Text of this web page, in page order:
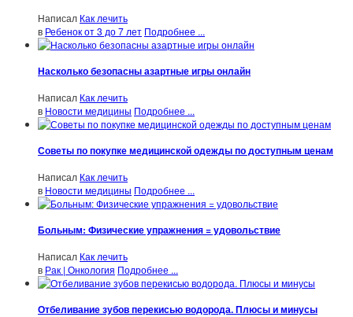
Написал Как лечить
в Ребенок от 3 до 7 лет Подробнее ...
Насколько безопасны азартные игры онлайн
Написал Как лечить
в Новости медицины Подробнее ...
Советы по покупке медицинской одежды по доступным ценам
Написал Как лечить
в Новости медицины Подробнее ...
Больным: Физические упражнения = удовольствие
Написал Как лечить
в Рак | Онкология Подробнее ...
Отбеливание зубов перекисью водорода. Плюсы и минусы